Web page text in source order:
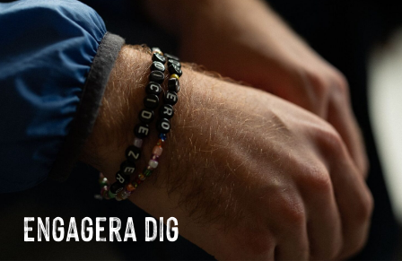
Engagera dig